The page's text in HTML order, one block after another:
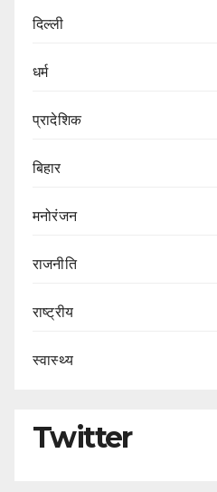
दिल्ली
धर्म
प्रादेशिक
बिहार
मनोरंजन
राजनीति
राष्ट्रीय
स्वास्थ्य
Twitter